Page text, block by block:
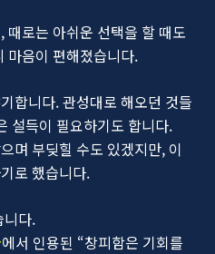
때로는 아쉬운 선택을 할 때도
마음이 편해졌습니다.
합니다. 관성대로 해오던 것들
설득이 필요하기도 합니다.
며 부딪힐 수도 있겠지만, 이
로 했습니다.
니다.
에서 인용된 “창피함은 기회를